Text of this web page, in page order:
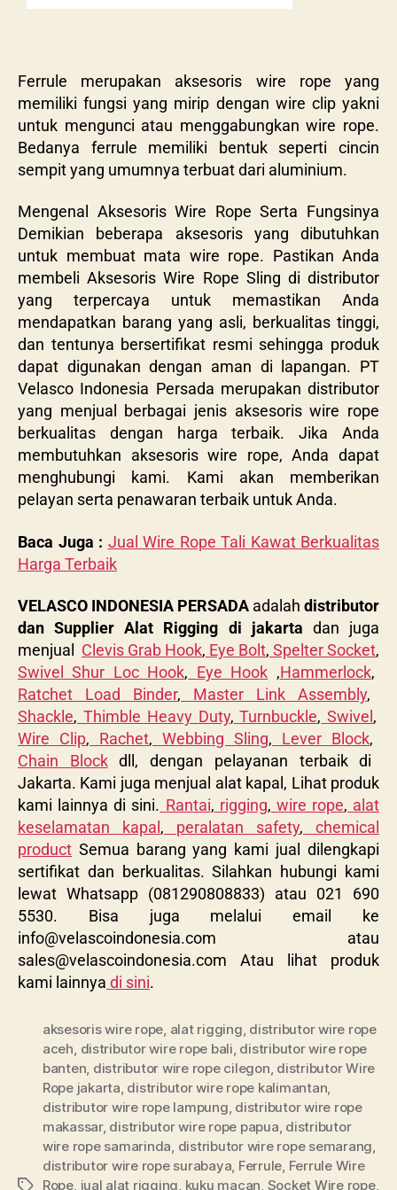
Ferrule merupakan aksesoris wire rope yang
memiliki fungsi yang mirip dengan wire clip yakni
untuk mengunci atau menggabungkan wire rope.
Bedanya ferrule memiliki bentuk seperti cincin
sempit yang umumnya terbuat dari aluminium.
Mengenal Aksesoris Wire Rope Serta Fungsinya
Demikian beberapa aksesoris yang dibutuhkan
untuk membuat mata wire rope. Pastikan Anda
membeli Aksesoris Wire Rope Sling di distributor
yang terpercaya untuk memastikan Anda
mendapatkan barang yang asli, berkualitas tinggi,
dan tentunya bersertifikat resmi sehingga produk
dapat digunakan dengan aman di lapangan. PT
Velasco Indonesia Persada merupakan distributor
yang menjual berbagai jenis aksesoris wire rope
berkualitas dengan harga terbaik. Jika Anda
membutuhkan aksesoris wire rope, Anda dapat
menghubungi kami. Kami akan memberikan
pelayan serta penawaran terbaik untuk Anda.
Baca Juga : Jual Wire Rope Tali Kawat Berkualitas
Harga Terbaik
VELASCO INDONESIA PERSADA adalah distributor
dan Supplier Alat Rigging di jakarta dan juga
menjual Clevis Grab Hook, Eye Bolt, Spelter Socket,
Swivel Shur Loc Hook, Eye Hook ,Hammerlock,
Ratchet Load Binder, Master Link Assembly,
Shackle, Thimble Heavy Duty, Turnbuckle, Swivel ,
Wire Clip, Rachet, Webbing Sling, Lever Block,
Chain Blockdll, dengan pelayanan terbaik di
Jakarta. Kami juga menjual alat kapal, Lihat produk
kami lainnya di sini. Rantai, rigging, wire rope, alat
keselamatan kapal , peralatan safety,
chemical
product Semua barang yang kami jual dilengkapi
sertifikat dan berkualitas. Silahkan hubungi kami
lewat Whatsapp (081290808833) atau 021 690
5530. Bisa juga melalui email ke
info@velascoindonesia.com atau
sales@velascoindonesia.com Atau lihat produk
kami lainnya di sini.
aksesoris wire rope, alat rigging, distributor wire rope
aceh, distributor wire rope bali, distributor wire rope
banten, distributor wire rope cilegon, distributor Wire
Rope jakarta, distributor wire rope kalimantan,
distributor wire rope lampung, distributor wire rope
makassar, distributor wire rope papua, distributor
wire rope samarinda, distributor wire rope semarang,
distributor wire rope surabaya, Ferrule, Ferrule Wire
Rope, jual alat rigging, kuku macan, Socket Wire rope,